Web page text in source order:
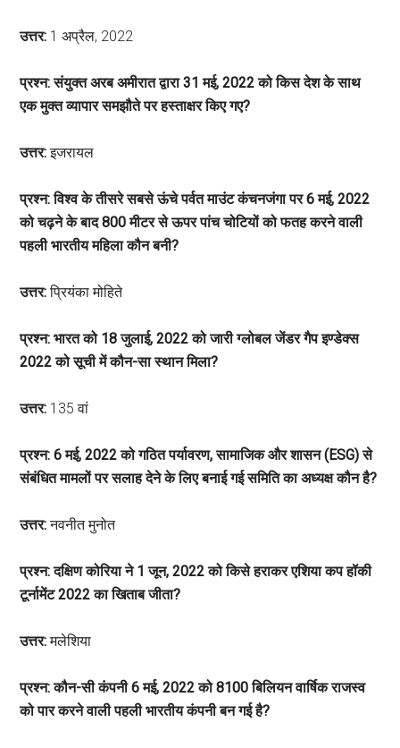
उत्तर: 1 अप्रैल, 2022
प्रश्न: संयुक्त अरब अमीरात द्वारा 31 मई, 2022 को किस देश के साथ
एक मुक्त व्यापार समझौते पर हस्ताक्षर किए गए?
उत्तर:इजरायल
प्रश्न: विश्व के तीसरे सबसे ऊंचे पर्वत माउंट कंचनजंगा पर 6 मई, 2022
को चढ़ने के बाद 800 मीटर से ऊपर पांच चोटियों को फतह करने वाली
पहली भारतीय महिला कौन बनी?
उत्तर:प्रियंका मोहिते
प्रश्न: भारत को 18 जुलाई, 2022 को जारी ग्लोबल जेंडर गैप इण्डेक्स
2022 को सूची में कौन-सा स्थान मिला?
उत्तर: 135 वां
प्रश्न: 6 मई, 2022 को गठित पर्यावरण, सामाजिक और शासन (ESG) से
संबंधित मामलों पर सलाह देने के लिए बनाई गई समिति का अध्यक्ष कौन है?
उत्तर:नवनीत मुनोत
प्रश्न: दक्षिण कोरिया ने 1 जून, 2022 को किसे हराकर एशिया कप हॉकी
टूर्नामेंट 2022 का खिताब जीता?
उत्तर:मलेशिया
प्रश्न: कौन-सी कंपनी 6 मई, 2022 को 8100 बिलियन वार्षिक राजस्व
को पार करने वाली पहली भारतीय कंपनी बन गई है?